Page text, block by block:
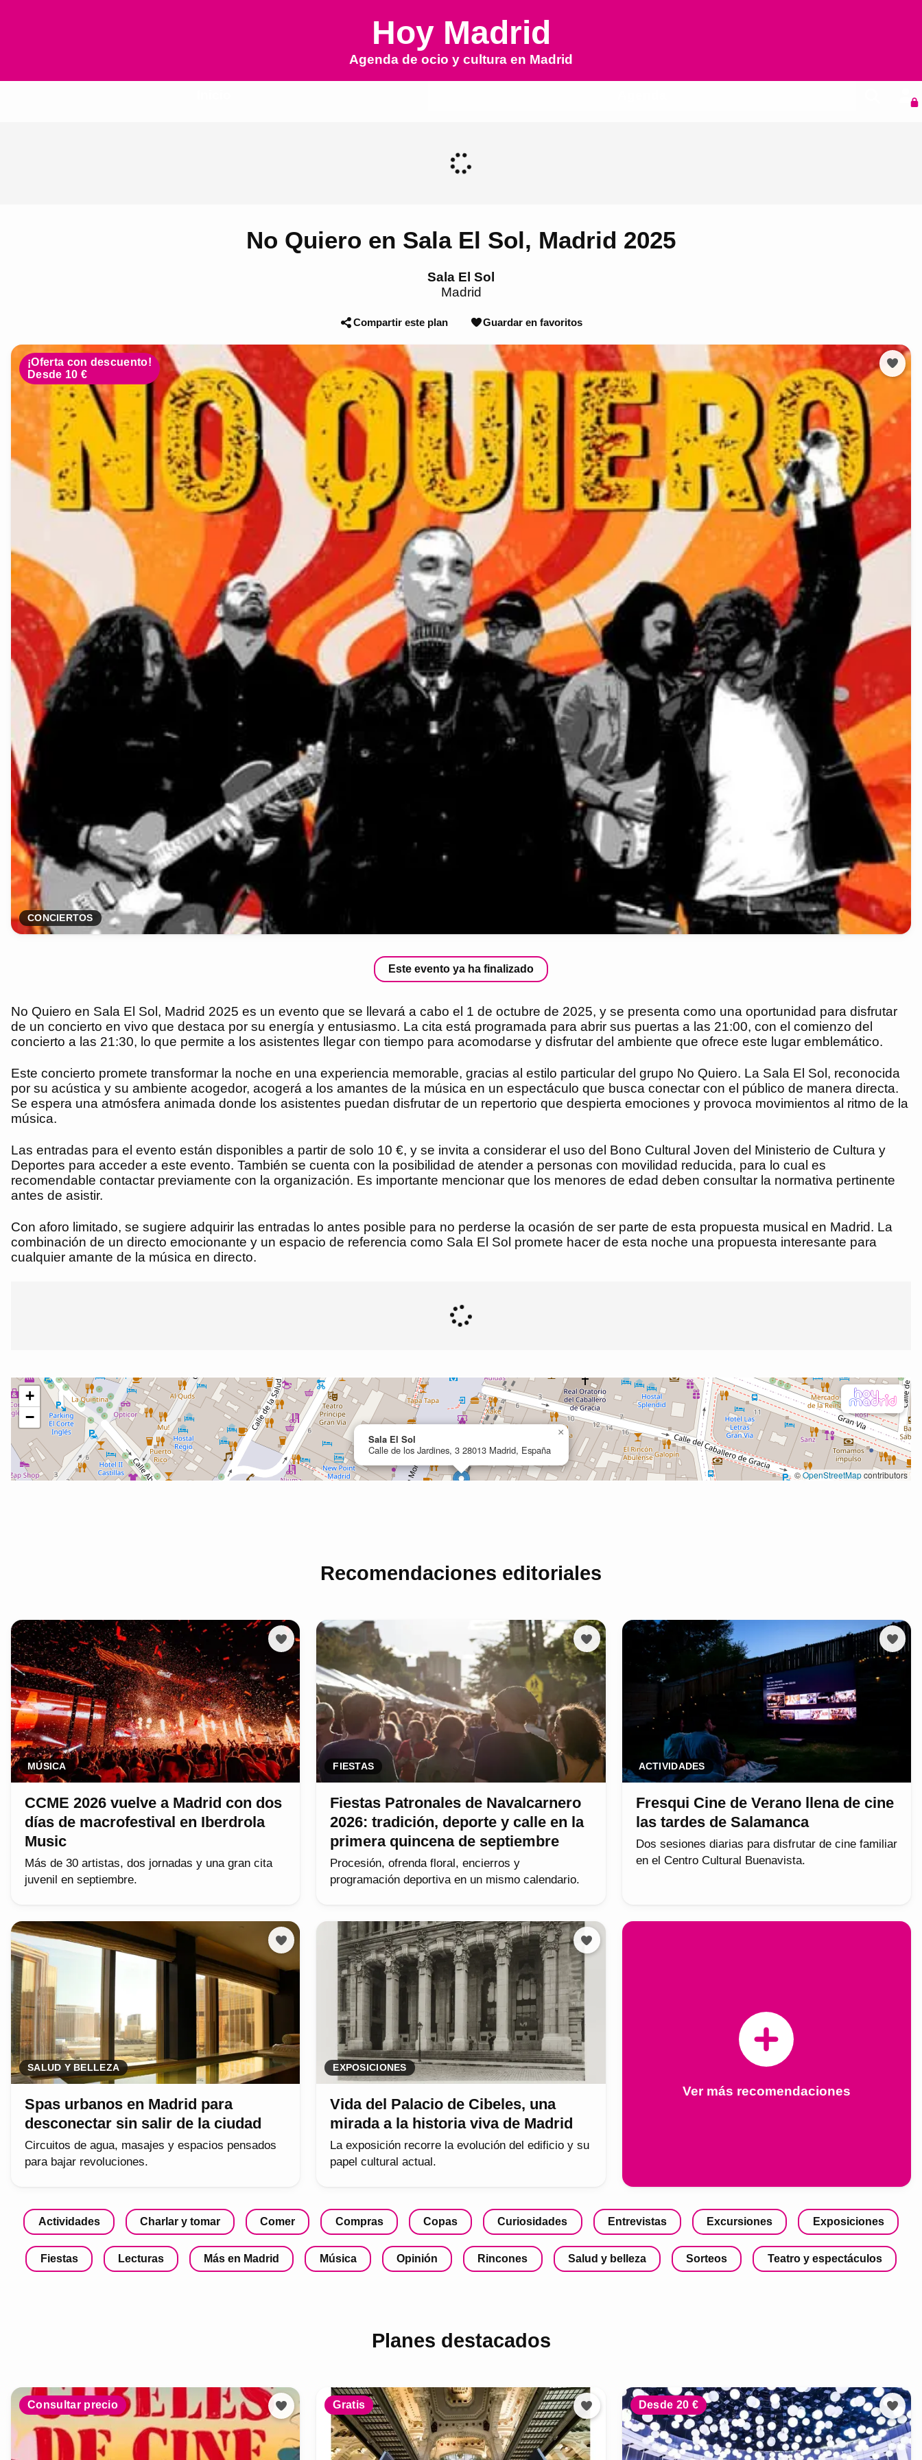
Hoy Madrid
Agenda de ocio y cultura en Madrid
No Quiero en Sala El Sol, Madrid 2025
Sala El Sol
Madrid
Compartir este plan Guardar en favoritos
¡Oferta con descuento!
Desde 10 €
CONCIERTOS
Este evento ya ha finalizado
No Quiero en Sala El Sol, Madrid 2025 es un evento que se llevará a cabo el 1 de octubre de 2025, y se presenta como una oportunidad para disfrutar
de un concierto en vivo que destaca por su energía y entusiasmo. La cita está programada para abrir sus puertas a las 21:00, con el comienzo del
concierto a las 21:30, lo que permite a los asistentes llegar con tiempo para acomodarse y disfrutar del ambiente que ofrece este lugar emblemático.
Este concierto promete transformar la noche en una experiencia memorable, gracias al estilo particular del grupo No Quiero. La Sala El Sol, reconocida
por su acústica y su ambiente acogedor, acogerá a los amantes de la música en un espectáculo que busca conectar con el público de manera directa.
Se espera una atmósfera animada donde los asistentes puedan disfrutar de un repertorio que despierta emociones y provoca movimientos al ritmo de la
música.
Las entradas para el evento están disponibles a partir de solo 10 €, y se invita a considerar el uso del Bono Cultural Joven del Ministerio de Cultura y
Deportes para acceder a este evento. También se cuenta con la posibilidad de atender a personas con movilidad reducida, para lo cual es
recomendable contactar previamente con la organización. Es importante mencionar que los menores de edad deben consultar la normativa pertinente
antes de asistir.
Con aforo limitado, se sugiere adquirir las entradas lo antes posible para no perderse la ocasión de ser parte de esta propuesta musical en Madrid. La
combinación de un directo emocionante y un espacio de referencia como Sala El Sol promete hacer de esta noche una propuesta interesante para
cualquier amante de la música en directo.
Recomendaciones editoriales
MÚSICA
CCME 2026 vuelve a Madrid con dos
días de macrofestival en Iberdrola
Music
Más de 30 artistas, dos jornadas y una gran cita
juvenil en septiembre.
FIESTAS
Fiestas Patronales de Navalcarnero
2026: tradición, deporte y calle en la
primera quincena de septiembre
Procesión, ofrenda floral, encierros y
programación deportiva en un mismo calendario.
ACTIVIDADES
Fresqui Cine de Verano llena de cine
las tardes de Salamanca
Dos sesiones diarias para disfrutar de cine familiar
en el Centro Cultural Buenavista.
SALUD Y BELLEZA
Spas urbanos en Madrid para
desconectar sin salir de la ciudad
Circuitos de agua, masajes y espacios pensados
para bajar revoluciones.
EXPOSICIONES
Vida del Palacio de Cibeles, una
mirada a la historia viva de Madrid
La exposición recorre la evolución del edificio y su
papel cultural actual.
Ver más recomendaciones
Actividades Charlar y tomar Comer Compras Copas Curiosidades Entrevistas Excursiones Exposiciones
Fiestas Lecturas Más en Madrid Música Opinión Rincones Salud y belleza Sorteos Teatro y espectáculos
Planes destacados
Consultar precio Gratis Desde 20 €